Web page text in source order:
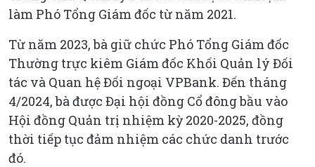
làm Phó Tổng Giám đốc từ năm 2021.
Từ năm 2023, bà giữ chức Phó Tổng Giám đốc
Thường trực kiêm Giám đốc Khối Quản lý Đối
tác và Quan hệ Đối ngoại VPBank. Đến tháng
4/2024, bà được Đại hội đồng Cổ đông bầu vào
Hội đồng Quản trị nhiệm kỳ 2020-2025, đồng
thời tiếp tục đảm nhiệm các chức danh trước
đó.